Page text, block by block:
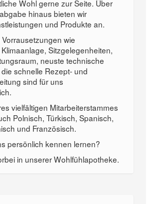
Wohl gerne zur Seite. Über
hinaus bieten wir
und Produkte an.
wie
Sitzgelegenheiten,
neuste technische
schnelle Rezept- und
sind für uns
vielfältigen Mitarbeiterstammes
Polnisch, Türkisch, Spanisch,
und Französisch.
persönlich kennen lernen?
in unserer Wohlfühlapotheke.